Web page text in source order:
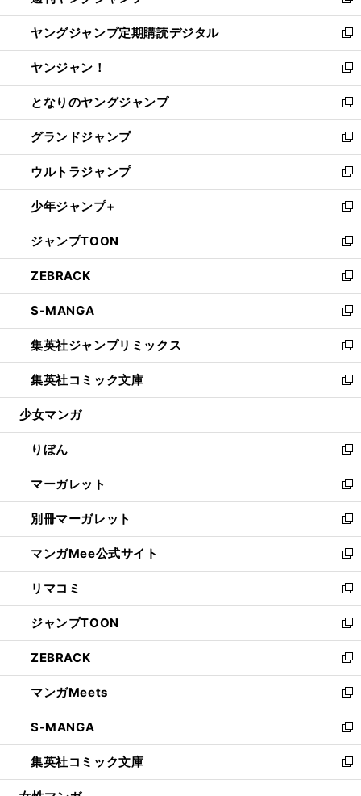
開
く
ウ
で
開
く
ン
ド
ウ
で
開
く
し
い
ウ
ィ
ン
ド
ウ
で
開
く
ヤングジャンプ定期購読デジタル
新
し
い
ウ
ィ
ン
ド
ウ
で
開
く
ヤンジャン！
新
し
い
ウ
ィ
ン
ド
ウ
で
開
く
となりのヤングジャンプ
新
し
い
ウ
ィ
ン
ド
ウ
で
開
く
グランドジャンプ
新
し
い
ウ
ィ
ン
ド
ウ
で
開
く
ウルトラジャンプ
新
し
い
ウ
ィ
ン
ド
ウ
で
開
く
少年ジャンプ+
新
し
い
ウ
ィ
ン
ド
ウ
で
開
く
ジャンプTOON
新
し
い
ウ
ィ
ン
ド
ウ
で
開
ZEBRACK
新
し
い
ウ
ィ
ン
ド
ウ
開
く
S-MANGA
新
し
い
ウ
ィ
ン
ウ
で
開
く
集英社ジャンプリミックス
新
し
い
ウ
ン
ド
ウ
で
開
く
集英社コミック文庫
新
し
ウ
ィ
ン
ド
ウ
で
開
く
少女マンガ
りぼん
新
し
い
ウ
ィ
ン
ド
ウ
で
開
く
マーガレット
新
し
い
ウ
ィ
ン
ド
ウ
で
開
く
別冊マーガレット
新
し
い
ウ
ィ
ン
ド
ウ
で
開
く
マンガMee公式サイト
新
し
い
ウ
ィ
ン
ド
ウ
で
開
く
リマコミ
新
し
い
ウ
ィ
ン
ド
ウ
で
開
く
ジャンプTOON
新
し
い
ウ
ィ
ン
ド
ウ
で
開
ZEBRACK
新
し
い
ウ
ィ
ン
ド
ウ
マンガMeets
新
し
い
ウ
ィ
ン
S-MANGA
新
し
い
ウ
集英社コミック文庫
新
し